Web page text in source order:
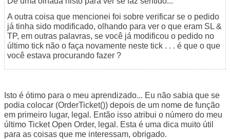
A outra coisa que mencionei foi sobre verificar se o pedido
já tinha sido modificado, olhando para ver o que eram SL &
TP, em outras palavras, se você já modificou o pedido no
último tick não o faça novamente neste tick . . . é que o que
você estava procurando fazer ?
Isto é ótimo para o meu aprendizado... Eu não sabia que se
podia colocar (OrderTicket()) depois de um nome de função
em primeiro lugar, legal. Então isso atribui o número do meu
último Ticket Open Order, legal. Esta é uma dica muito útil
para as coisas que me interessam, obrigado.